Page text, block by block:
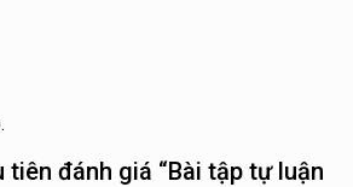
tiên đánh giá “Bài tập tự luận